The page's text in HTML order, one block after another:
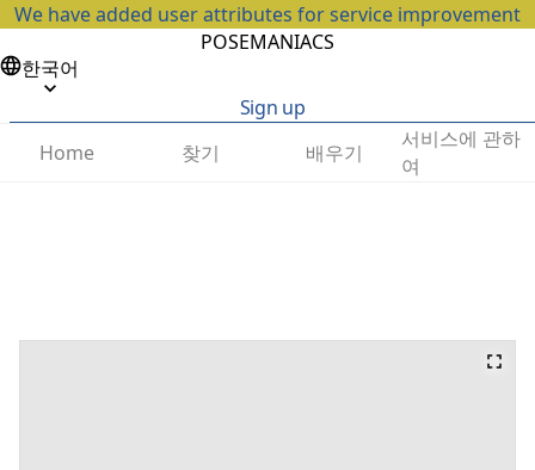
We have added user attributes for service improvement
POSEMANIACS
한국어
Sign up
Home
찾기 배우기
서비스에 관하
여